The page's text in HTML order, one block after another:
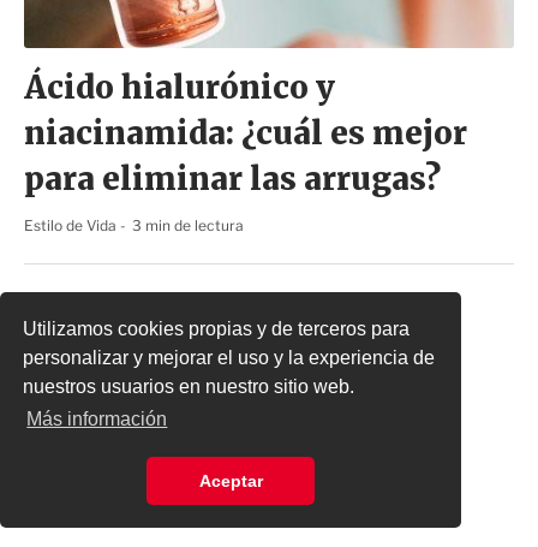
Utilizamos cookies propias y de terceros para
personalizar y mejorar el uso y la experiencia de
nuestros usuarios en nuestro sitio web.
Más información
Aceptar
Ácido hialurónico y
niacinamida: ¿cuál es mejor
para eliminar las arrugas?
Estilo de Vida 3 min de lectura